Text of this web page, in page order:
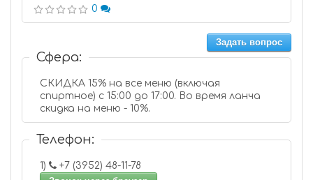
0
Задать вопрос
Сфера:
СКИДКА 15% на все меню (включая
спиртное) с 15:00 до 17:00. Во время ланча
скидка на меню - 10%.
Телефон:
1)
+7 (3952) 48-11-78